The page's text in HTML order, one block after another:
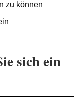
zu können
sich ein